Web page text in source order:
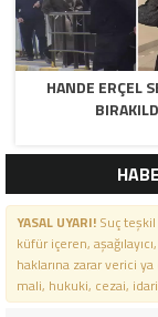
HANDE ERÇEL
YASAL UYARI!Suç teşkil
küfür içeren,
haklarına zarar verici
mali, hukuki, cezai,